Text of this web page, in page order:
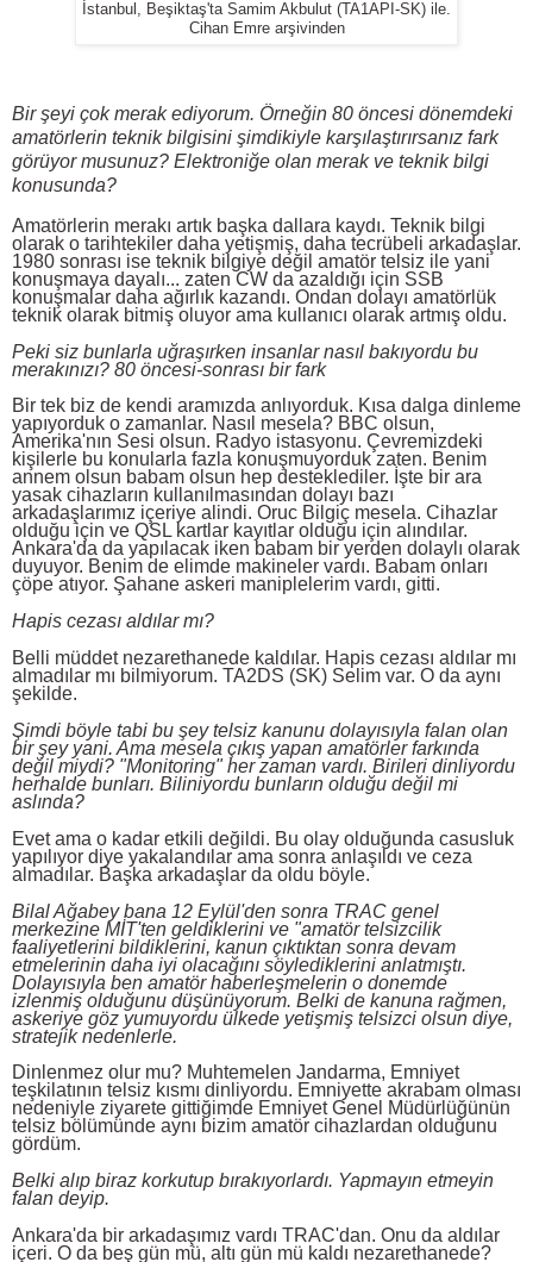
İstanbul, Beşiktaş'ta Samim Akbulut (TA1API-SK) ile.
Cihan Emre arşivinden
Bir şeyi çok merak ediyorum. Örneğin 80 öncesi dönemdeki
amatörlerin teknik bilgisini şimdikiyle karşılaştırırsanız fark
görüyor musunuz? Elektroniğe olan merak ve teknik bilgi
konusunda?
Amatörlerin merakı artık başka dallara kaydı. Teknik bilgi
olarak o tarihtekiler daha yetişmiş, daha tecrübeli arkadaşlar.
1980 sonrası ise teknik bilgiye değil amatör telsiz ile yani
konuşmaya dayalı... zaten CW da azaldığı için SSB
konuşmalar daha ağırlık kazandı. Ondan dolayı amatörlük
teknik olarak bitmiş oluyor ama kullanıcı olarak artmış oldu.
Peki siz bunlarla uğraşırken insanlar nasıl bakıyordu bu
merakınızı? 80 öncesi-sonrası bir fark
Bir tek biz de kendi aramızda anlıyorduk. Kısa dalga dinleme
yapıyorduk o zamanlar. Nasıl mesela? BBC olsun,
Amerika'nın Sesi olsun. Radyo istasyonu. Çevremizdeki
kişilerle bu konularla fazla konuşmuyorduk zaten. Benim
annem olsun babam olsun hep desteklediler. İşte bir ara
yasak cihazların kullanılmasından dolayı bazı
arkadaşlarımız içeriye alindi. Oruc Bilgiç mesela. Cihazlar
olduğu için ve QSL kartlar kayıtlar olduğu için alındılar.
Ankara'da da yapılacak iken babam bir yerden dolaylı olarak
duyuyor. Benim de elimde makineler vardı. Babam onları
çöpe atıyor. Şahane askeri maniplelerim vardı, gitti.
Hapis cezası aldılar mı?
Belli müddet nezarethanede kaldılar. Hapis cezası aldılar mı
almadılar mı bilmiyorum. TA2DS (SK) Selim var. O da aynı
şekilde.
Şimdi böyle tabi bu şey telsiz kanunu dolayısıyla falan olan
bir şey yani. Ama mesela çıkış yapan amatörler farkında
değil miydi? "Monitoring" her zaman vardı. Birileri dinliyordu
herhalde bunları. Biliniyordu bunların olduğu değil mi
aslında?
Evet ama o kadar etkili değildi. Bu olay olduğunda casusluk
yapılıyor diye yakalandılar ama sonra anlaşıldı ve ceza
almadılar. Başka arkadaşlar da oldu böyle.
Bilal Ağabey bana 12 Eylül'den sonra TRAC genel
merkezine MİT'ten geldiklerini ve "amatör telsizcilik
faaliyetlerini bildiklerini, kanun çıktıktan sonra devam
etmelerinin daha iyi olacağını söylediklerini anlatmıştı.
Dolayısıyla ben amatör haberleşmelerin o donemde
izlenmiş olduğunu düşünüyorum. Belki de kanuna rağmen,
askeriye göz yumuyordu ülkede yetişmiş telsizci olsun diye,
stratejik nedenlerle.
Dinlenmez olur mu? Muhtemelen Jandarma, Emniyet
teşkilatının telsiz kısmı dinliyordu. Emniyette akrabam olması
nedeniyle ziyarete gittiğimde Emniyet Genel Müdürlüğünün
telsiz bölümünde aynı bizim amatör cihazlardan olduğunu
gördüm.
Belki alıp biraz korkutup bırakıyorlardı. Yapmayın etmeyin
falan deyip.
Ankara'da bir arkadaşımız vardı TRAC'dan. Onu da aldılar
içeri. O da beş gün mü, altı gün mü kaldı nezarethanede?